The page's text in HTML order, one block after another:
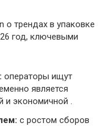
о трендах в упаковке
год, ключевыми
операторы ищут
является
и экономичной .
с ростом сборов